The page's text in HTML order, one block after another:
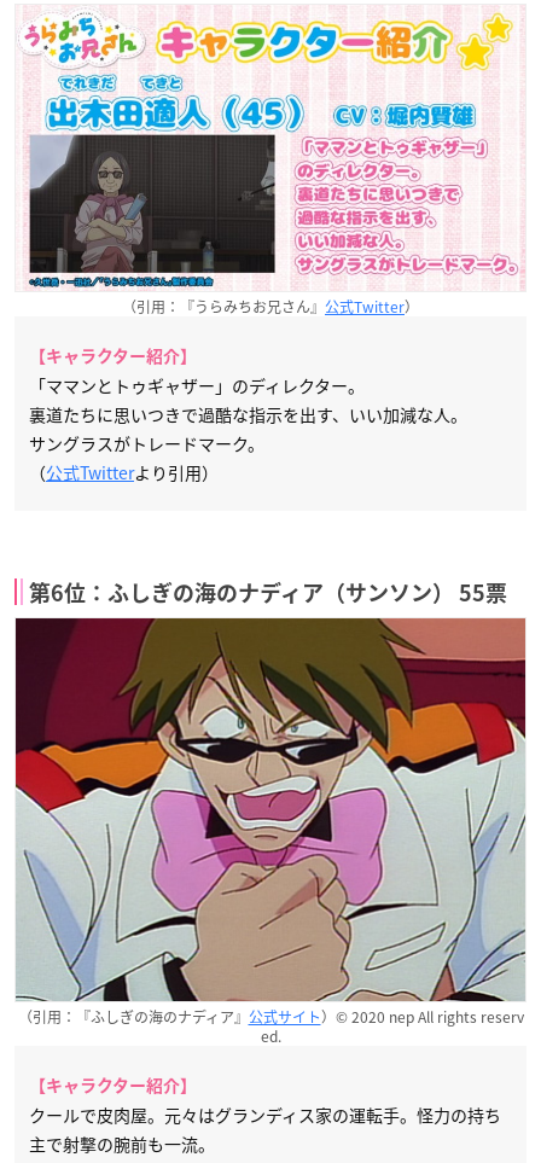
（引用：『うらみちお兄さん』 公式Twitter）
【キャラクター紹介】
「ママンとトゥギャザー」のディレクター。
裏道たちに思いつきで過酷な指示を出す、いい加減な人。
サングラスがトレードマーク。
（公式Twitterより引用）
第6位：ふしぎの海のナディア（サンソン） 55票
（引用：『ふしぎの海のナディア』 公式サイト）© 2020 nep All rights reserv
ed.
【キャラクター紹介】
クールで皮肉屋。元々はグランディス家の運転手。怪力の持ち
主で射撃の腕前も一流。